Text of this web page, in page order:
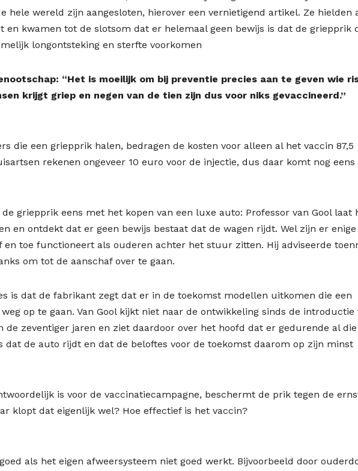
hele wereld zijn aangesloten, hierover een vernietigend artikel. Ze hielden
en kwamen tot de slotsom dat er helemaal geen bewijs is dat de griepprik
longontsteking en sterfte voorkomen
“Het is moeilijk om bij preventie precies aan te geven wie
krijgt griep en negen van de tien zijn dus voor niks gevaccineerd.”
die een griepprik halen, bedragen de kosten voor alleen al het vaccin 87,5
rekenen ongeveer 10 euro voor de injectie, dus daar komt nog eens
griepprik eens met het kopen van een luxe auto: Professor van Gool laat
en ontdekt dat er geen bewijs bestaat dat de wagen rijdt. Wel zijn er enige
en toe functioneert als ouderen achter het stuur zitten. Hij adviseerde
om tot de aanschaf over te gaan.
is dat de fabrikant zegt dat er in de toekomst modellen uitkomen die een
op te gaan. Van Gool kijkt niet naar de ontwikkeling sinds de introductie
zeventiger jaren en ziet daardoor over het hoofd dat er gedurende al die
dat de auto rijdt en dat de beloftes voor de toekomst daarom op zijn minst
is voor de vaccinatiecampagne, beschermt de prik tegen de
klopt dat eigenlijk wel? Hoe effectief is het vaccin?
als het eigen afweersysteem niet goed werkt. Bijvoorbeeld door